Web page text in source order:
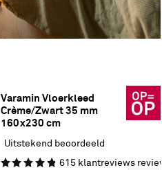
Varamin Vloerkleed
Crème/Zwart 35 mm
160x230 cm
Uitstekend beoordeeld
615 klantreviews